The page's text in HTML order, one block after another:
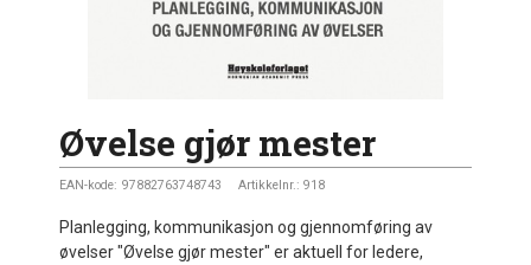
Øvelse gjør mester
EAN-kode: 97882763748743 Artikkelnr.: 918
Planlegging, kommunikasjon og gjennomføring av
øvelser "Øvelse gjør mester" er aktuell for ledere,